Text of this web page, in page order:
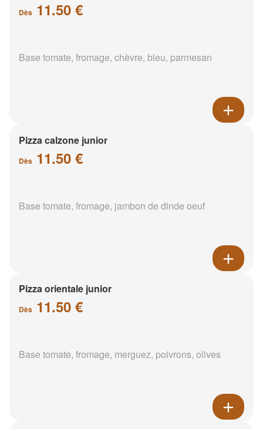
Dès 11.50 €
Base tomate, fromage, chèvre, bleu, parmesan
Pizza calzone junior
Dès 11.50 €
Base tomate, fromage, jambon de dinde oeuf
Pizza orientale junior
Dès 11.50 €
Base tomate, fromage, merguez, poivrons, olives